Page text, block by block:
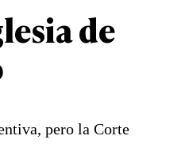
de
pero la Corte